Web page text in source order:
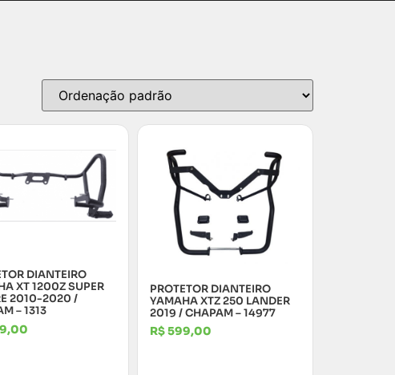
DIANTEIRO
XT 1200Z SUPER
2010-2020 /
– 1313
PROTETOR DIANTEIRO
YAMAHA XTZ 250 LANDER
2019 / CHAPAM – 14977
R$599,00